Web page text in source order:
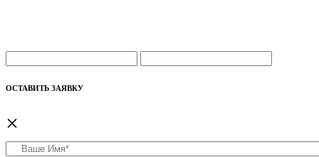
ОСТАВИТЬ ЗАЯВКУ
×